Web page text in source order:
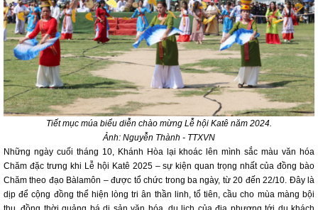
Tiết mục múa biểu diễn chào mừng Lễ hội Katê năm 2024.
Ảnh: Nguyễn Thành - TTXVN
Những ngày cuối tháng 10, Khánh Hòa lại khoác lên mình sắc màu văn hóa
Chăm đặc trưng khi Lễ hội Katê 2025 – sự kiện quan trọng nhất của đồng bào
Chăm theo đạo Bàlamôn – được tổ chức trong ba ngày, từ 20 đến 22/10. Đây là
dịp để cộng đồng thể hiện lòng tri ân thần linh, tổ tiên, cầu cho mùa màng bội